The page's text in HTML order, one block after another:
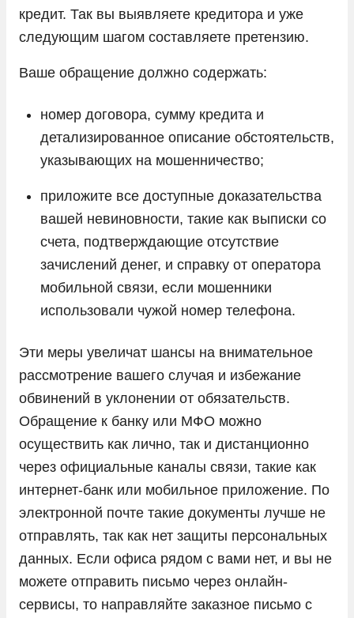
кредит. Так вы выявляете кредитора и уже
следующим шагом составляете претензию.
Ваше обращение должно содержать:
номер договора, сумму кредита и
детализированное описание обстоятельств,
указывающих на мошенничество;
приложите все доступные доказательства
вашей невиновности, такие как выписки со
счета, подтверждающие отсутствие
зачислений денег, и справку от оператора
мобильной связи, если мошенники
использовали чужой номер телефона.
Эти меры увеличат шансы на внимательное
рассмотрение вашего случая и избежание
обвинений в уклонении от обязательств.
Обращение к банку или МФО можно
осуществить как лично, так и дистанционно
через официальные каналы связи, такие как
интернет-банк или мобильное приложение. По
электронной почте такие документы лучше не
отправлять, так как нет защиты персональных
данных. Если офиса рядом с вами нет, и вы не
можете отправить письмо через онлайн-
сервисы, то направляйте заказное письмо с